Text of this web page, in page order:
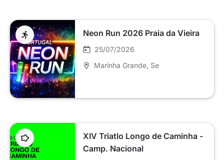
Neon Run 2026 Praia da Vieira
25/07/2026
Marinha Grande , Se
XIV Triatlo Longo de Caminha -
Camp. Nacional